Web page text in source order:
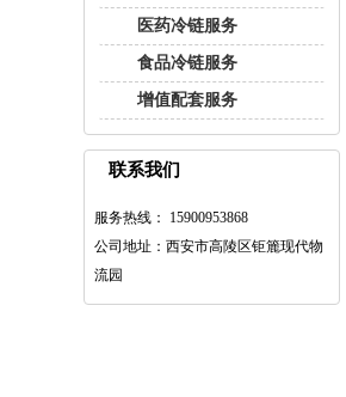
医药冷链服务
食品冷链服务
增值配套服务
联系我们
服务热线： 15900953868
公司地址：西安市高陵区钜簏现代物
流园